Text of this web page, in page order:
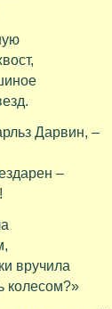
Дарвин, –
–
вручила
колесом?»